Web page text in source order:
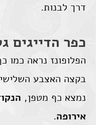
דרך לבנות.
כפר הדייגים
הפלופונז נראה כמו כף יד
בקצה האצבע
נמצא כף מטפן,
אירופה.